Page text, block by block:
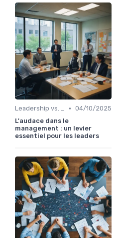
Leadership vs. Management • 04/10/2025
L'audace dans le
management : un levier
essentiel pour les leaders